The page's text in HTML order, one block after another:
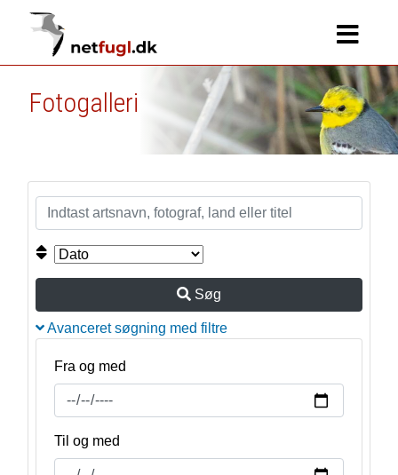
Fotogalleri
Søg
Avanceret søgning med filtre
Fra og med
Til og med